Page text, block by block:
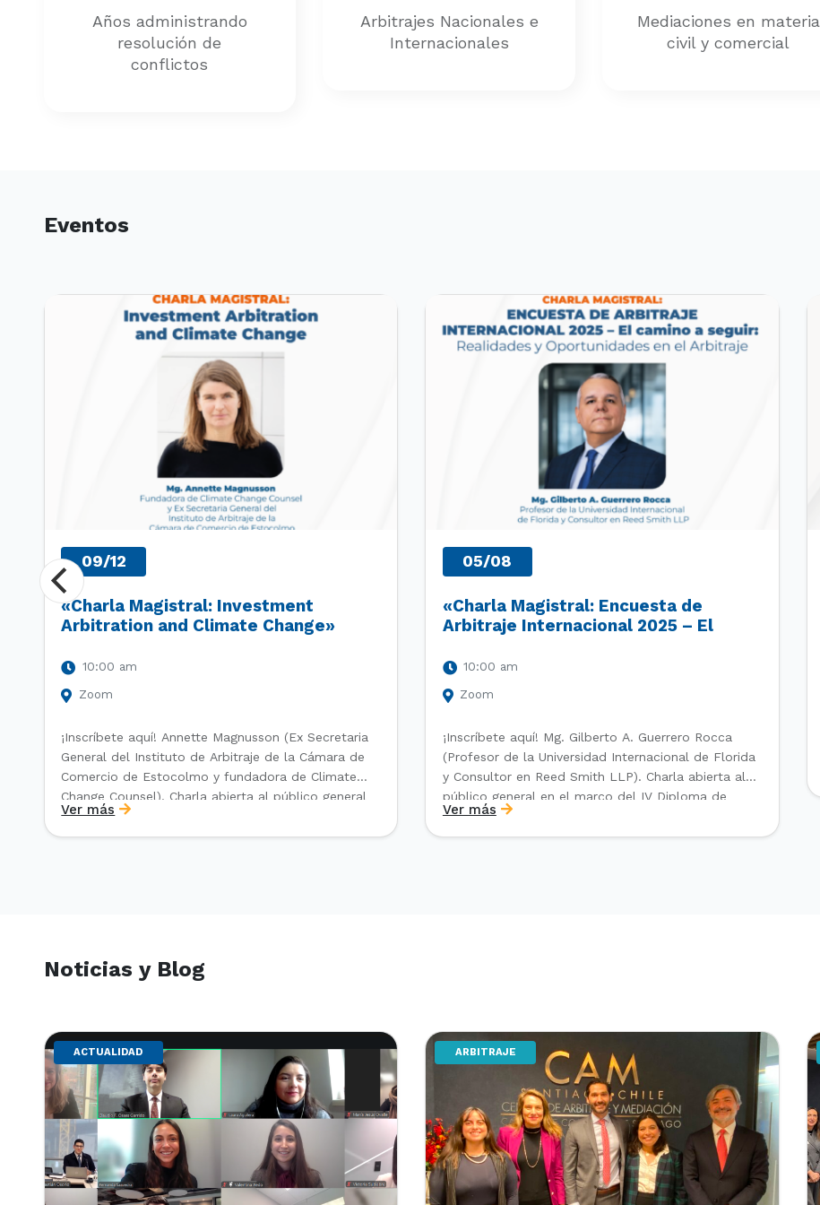
Años administrando
resolución de
conflictos
Arbitrajes Nacionales e
Internacionales
Mediaciones en materia
civil y comercial
Eventos
PRÓXIMOS EVENTOS
09/12
«Charla Magistral: Investment
Arbitration and Climate Change»
10:00 am
Zoom
¡Inscríbete aquí! Annette Magnusson (Ex Secretaria
General del Instituto de Arbitraje de la Cámara de
Comercio de Estocolmo y fundadora de Climate
Change Counsel). Charla abierta al público general
en el marco del IV Diploma de Postítulo en Arbitraje
Nacional y Comercial Internacional, organizado por
Ver más
EVENTOS REALIZADOS
05/08
«Charla Magistral: Encuesta de
Arbitraje Internacional 2025 – El
Oportunidades en el Arbitraje»
10:00 am
Zoom
¡Inscríbete aquí! Mg. Gilberto A. Guerrero Rocca
(Profesor de la Universidad Internacional de Florida
y Consultor en Reed Smith LLP). Charla abierta al
público general en el marco del IV Diploma de
Postítulo en Arbitraje Nacional y Comercial
Internacional, organizado por el Departamento de
Ver más
Noticias y Blog
ACTUALIDAD ARBITRAJE